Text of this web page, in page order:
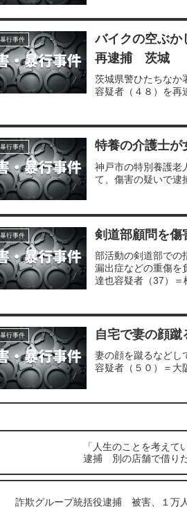
行事件
バイクの空ぶ
再逮捕 茨城
茨城県警ひたちなか
容疑者（４８）を再
行事件 特養の介護士が
神戸市の特別養護老
て、傷害の疑いで逮
行事件 剣道部顧問を
部活動の剣道部での
漏出症などの重傷を
達也容疑者（37）＝
行事件 自宅で妻の顔
妻の顔を蹴るなどし
容疑者（５０）＝大
「人生のことを考え
逮捕 別の店舗で借り
詐欺グループ統括役逮捕 被害、１万